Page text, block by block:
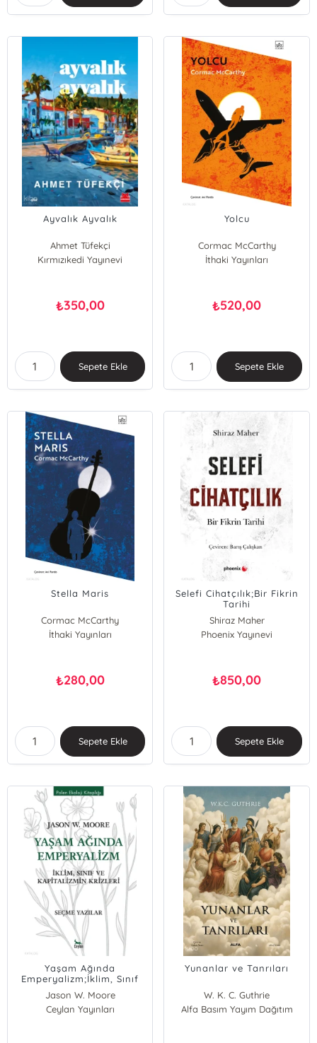
Ayvalık Ayvalık
Ahmet Tüfekçi
Kırmızıkedi Yayınevi
₺350,00
Sepete Ekle
Yolcu
Cormac McCarthy
İthaki Yayınları
₺520,00
Sepete Ekle
Stella Maris
Cormac McCarthy
İthaki Yayınları
₺280,00
Sepete Ekle
Selefi Cihatçılık;Bir Fikrin
Tarihi
Shiraz Maher
Phoenix Yayınevi
₺850,00
Sepete Ekle
Yaşam Ağında
Emperyalizm;İklim, Sınıf
Jason W. Moore
Ceylan Yayınları
Yunanlar ve Tanrıları
W. K. C. Guthrie
Alfa Basım Yayım Dağıtım